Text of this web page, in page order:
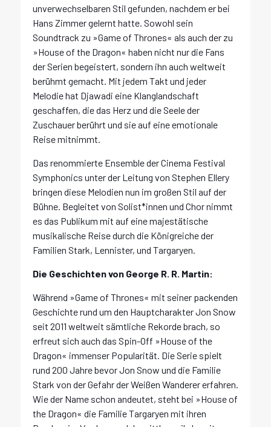
unverwechselbaren Stil gefunden, nachdem er bei
Hans Zimmer gelernt hatte. Sowohl sein
Soundtrack zu »Game of Thrones« als auch der zu
»House of the Dragon« haben nicht nur die Fans
der Serien begeistert, sondern ihn auch weltweit
berühmt gemacht. Mit jedem Takt und jeder
Melodie hat Djawadi eine Klanglandschaft
geschaffen, die das Herz und die Seele der
Zuschauer berührt und sie auf eine emotionale
Reise mitnimmt.
Das renommierte Ensemble der Cinema Festival
Symphonics unter der Leitung von Stephen Ellery
bringen diese Melodien nun im großen Stil auf der
Bühne. Begleitet von Solist*innen und Chor nimmt
es das Publikum mit auf eine majestätische
musikalische Reise durch die Königreiche der
Familien Stark, Lennister, und Targaryen.
Die Geschichten von George R. R. Martin:
Während »Game of Thrones« mit seiner packenden
Geschichte rund um den Hauptcharakter Jon Snow
seit 2011 weltweit sämtliche Rekorde brach, so
erfreut sich auch das Spin-Off »House of the
Dragon« immenser Popularität. Die Serie spielt
rund 200 Jahre bevor Jon Snow und die Familie
Stark von der Gefahr der Weißen Wanderer erfahren.
Wie der Name schon andeutet, steht bei »House of
the Dragon« die Familie Targaryen mit ihren